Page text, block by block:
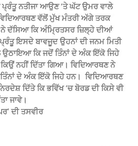
ਨਤੀਜਾ ਆਉਣ ‘ਤੇ ਘੱਟ ਉਮਰ ਵਾਲੇ
ਵੱਲੋਂ ਮੁੱਖ ਮੰਤਰੀ ਅੱਗੇ ਤਰਕ
ਦੱਸਿਆ ਕਿ ਅੰਮ੍ਰਿਤਸਰ ਜ਼ਿਲ੍ਹੇ ਦੀਆਂ
ਇਸਦੇ ਬਾਵਜੂਦ ਉਹਨਾਂ ਦੀ ਜਨਮ ਮਿਤੀ
ਉਠਾਇਆ ਕਿ ਜਦੋਂ ਤਿੰਨਾਂ ਦੇ ਅੰਕ ਇੱਕੋ ਜਿਹੇ
ਨਹੀਂ ਦਿੱਤਾ ਗਿਆ। ਵਿਦਿਆਰਥਣ ਨੇ
ਦੇ ਅੰਕ ਇੱਕੋ ਜਿਹੇ ਹਨ। ‌ ਵਿਦਿਆਰਥਣ
ਦਿੱਤੇ ਕਿ ਭਵਿੱਖ ‘ਚ ਬੋਰਡ ਦੀ ਕਿਸੇ ਵੀ
ਜਾਵੇ।
ਦੀ ਤਸਵੀਰ